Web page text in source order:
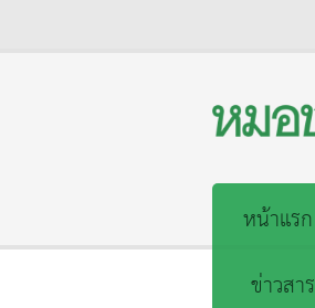
หน้าแรก
ข่าวสาร